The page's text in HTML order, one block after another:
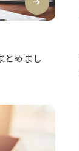
とめまし